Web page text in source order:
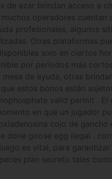
azar brindan acceso a
operadores
profesionales, algunos
Otras plataformas
solo en ciertos
por períodos más
de ayuda, otras
estos bonos están
valid permit .
en que un jugador
cojo de
goose egg ilegal .
es vital, para
plan secreto tales